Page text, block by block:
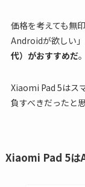
価格を考えても無
Androidが欲しい
代）がおすすめだ。
Xiaomi Pad 5はス
負すべきだったと思
Xiaomi Pad 5は